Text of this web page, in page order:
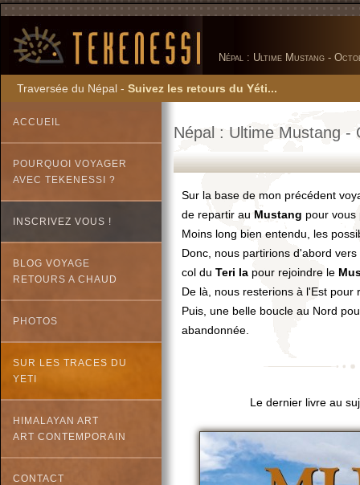
Népal : Ultime Mustang -
Traversée du Népal - Suivez les retours du Yéti...
ACCUEIL
POURQUOI VOYAGER
AVEC TEKENESSI ?
INSCRIVEZ VOUS !
BLOG VOYAGE
RETOURS A CHAUD
PHOTOS
SUR LES TRACES DU
YETI
HIMALAYAN ART
ART CONTEMPORAIN
CONTACT
Népal : Ultime Mustang -
Sur la base de mon précédent
de repartir au Mustang pour vous
Moins long bien entendu, les
Donc, nous partirions d'abord vers
col du Teri la pour rejoindre le
De là, nous resterions à l'Est pour
Puis, une belle boucle au Nord
abandonnée.
Le dernier livre au